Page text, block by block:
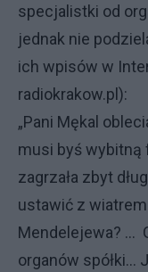
specjalistki od
jednak nie
ich wpisów w
radiokrakow.pl):
„Pani Mękal
musi byś wybitną
zagrzała zbyt
ustawić z
Mendelejewa? …
organów spółki...